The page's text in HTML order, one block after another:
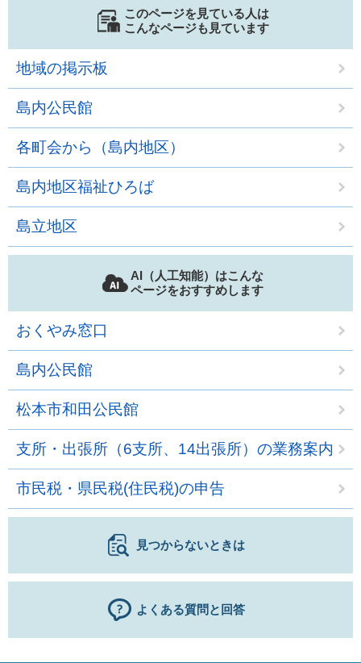
このページを見ている人は
こんなページも見ています
地域の掲示板
島内公民館
各町会から（島内地区）
島内地区福祉ひろば
島立地区
AI（人工知能）はこんな
ページをおすすめします
おくやみ窓口
島内公民館
松本市和田公民館
支所・出張所（6支所、14出張所）の業務案内
市民税・県民税(住民税)の申告
見つからないときは
よくある質問と回答